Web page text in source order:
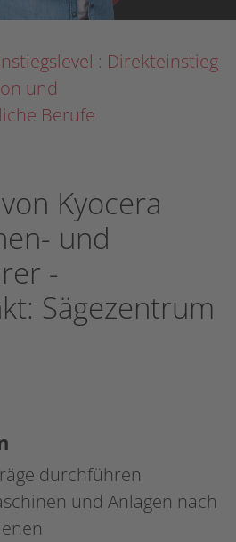
: Direkteinstieg
und
Berufe
Kyocera
und
-
Sägezentrum
durchführen
und Anlagen nach